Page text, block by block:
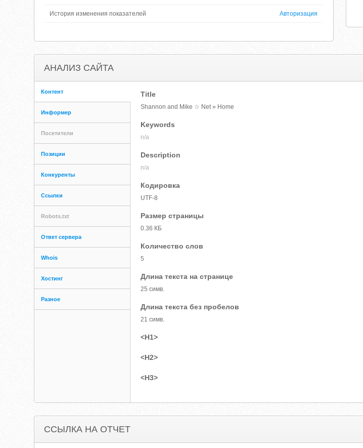
История изменения показателей Авторизация
АНАЛИЗ САЙТА
Контент
Информер
Посетители
Позиции
Конкуренты
Ссылки
Robots.txt
Ответ сервера
Whois
Хостинг
Разное
Title
Shannon and Mike ☆ Net » Home
Keywords
n/a
Description
n/a
Кодировка
UTF-8
Размер страницы
0.36 КБ
Количество слов
5
Длина текста на странице
25 симв.
Длина текста без пробелов
21 симв.
<H1>
<H2>
<H3>
ССЫЛКА НА ОТЧЕТ